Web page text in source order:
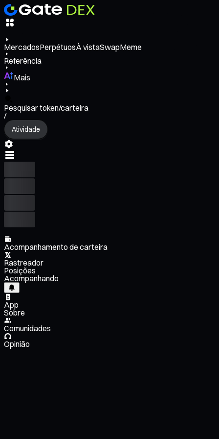
MercadosPerpétuosÀ vistaSwapMeme
Referência
Mais
Pesquisar token/carteira
/
Atividade
Acompanhamento de carteira
Rastreador
Posições
Acompanhando
App
Sobre
Comunidades
Opinião